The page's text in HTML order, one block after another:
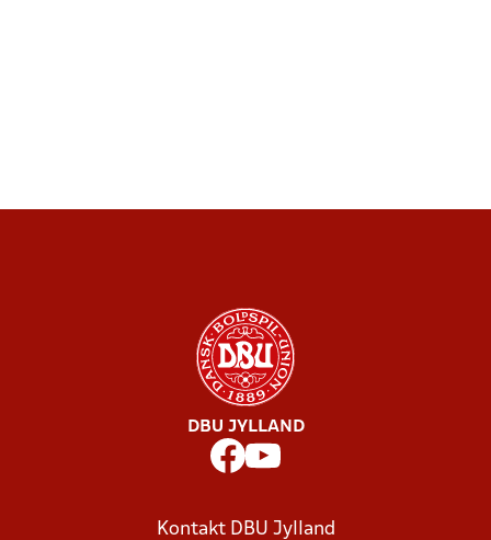
DBU JYLLAND
Kontakt DBU Jylland